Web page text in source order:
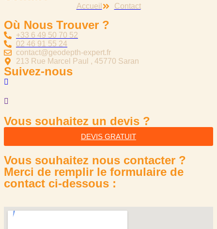
Accueil Contact​
Où Nous Trouver ?
+33 6 49 50 70 52
02 46 91 55 24
contact@geodepth-expert.fr
213 Rue Marcel Paul , 45770 Saran
Suivez-nous
Vous souhaitez un devis ?
DEVIS GRATUIT
Vous souhaitez nous contacter ?
Merci de remplir le formulaire de
contact ci-dessous :